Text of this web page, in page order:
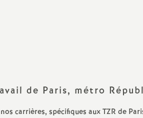
Archives 2021 2022
Archives 2020 2021
Congrès et
Administrative
(CAA)
de Paris, métro
carrières, spécifiques aux TZR de